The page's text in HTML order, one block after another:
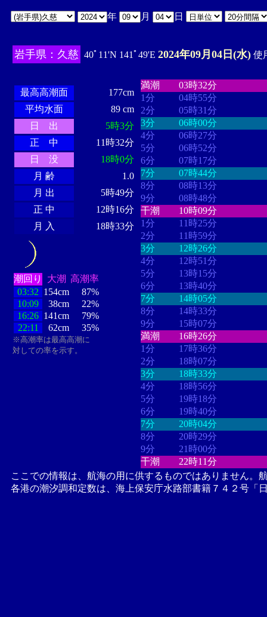
年 月 日
岩手県：久慈 40ﾟ11'N 141ﾟ49'E 2024年09月04日(水) 使
最高高潮面
177cm
平均水面
89 cm
日 出
5時3分
正 中
11時32分
日 没
18時0分
月 齢
1.0
月 出
5時49分
正 中
12時16分
月 入
18時33分
潮回り 大潮 高潮率
03:32 154cm
87%
10:09
38cm
22%
16:26 141cm
79%
22:11
62cm 35%
※高潮率は最高高潮に
対しての率を示す。
満潮
03時32分
1分
04時55分
2分
05時31分
3分
06時00分
4分
06時27分
5分
06時52分
6分
07時17分
7分
07時44分
8分
08時13分
9分
08時48分
干潮
10時09分
1分
11時25分
2分
11時59分
3分
12時26分
4分
12時51分
5分
13時15分
6分
13時40分
7分
14時05分
8分
14時33分
9分
15時07分
満潮
16時26分
1分
17時36分
2分
18時07分
3分
18時33分
4分
18時56分
5分
19時18分
6分
19時40分
7分
20時04分
8分
20時29分
9分
21時00分
干潮
22時11分
ここでの情報は、航海の用に供するものではありません。
各港の潮汐調和定数は、海上保安庁水路部書籍７４２号「